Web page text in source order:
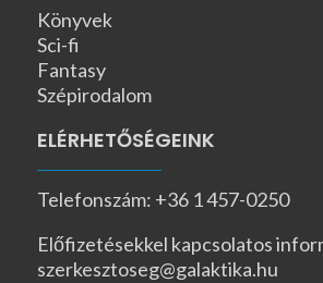
Könyvek
Sci-fi
Fantasy
Szépirodalom
ELÉRHETŐSÉGEINK
Telefonszám: +36 1 457-0250
Előfizetésekkel kapcsolatos
szerkesztoseg@galaktika.hu